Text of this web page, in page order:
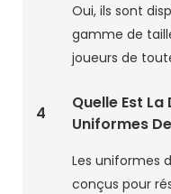
Oui, ils sont
gamme de
joueurs de
4
Quelle Est
Uniformes
Les uniformes
conçus pour